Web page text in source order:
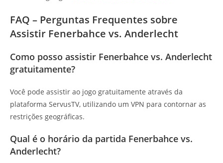
FAQ – Perguntas Frequentes sobre
Assistir Fenerbahce vs. Anderlecht
Como posso assistir Fenerbahce vs. Anderlecht
gratuitamente?
Você pode assistir ao jogo gratuitamente através da
plataforma ServusTV, utilizando um VPN para contornar as
restrições geográficas.
Qual é o horário da partida Fenerbahce vs.
Anderlecht?